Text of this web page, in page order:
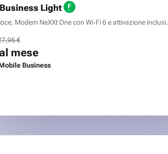
Light
Modem NeXXt One con Wi‑Fi 6 e attivazione inclusi.
€
mese
Business